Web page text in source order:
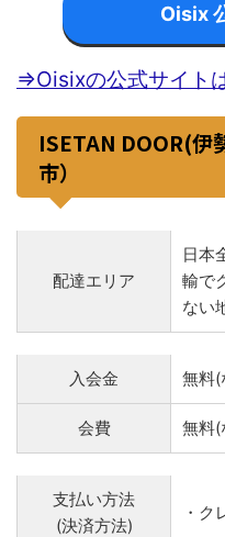
Oisix
⇒Oisixの公式サイト
ISETAN DOOR(伊
市）
配達エリア
日本
輸で
ない
入会金 無料(
会費 無料(
支払い方法
(決済方法)
・ク